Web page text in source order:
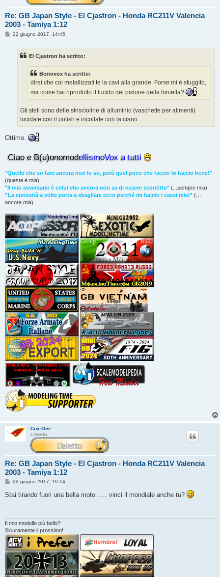
Re: GB Japan Style - El Cjastron - Honda RC211V Valencia
2003 - Tamiya 1:12
M22 giugno 2017, 14:45
El Cjastron ha scritto:
Bonovox ha scritto:
direi che coi metallizzati te la cavi alla grande. Forse mi è sfuggito,
ma come hai riprodotto il lucido del pistone della forcella?
Gli steli sono delle striscioline di alluminio (vaschette per alimenti)
lucidate con il polish e incollate con la ciano
Ottimo.
Ciao e B(u)onomodellismoVox a tutti
"Quello che so fare ancora non lo so, però quel poco che faccio lo faccio bene!"
(questa è mia)
"Il mio avversario è colui che ancora non sa di essere sconfitto" (...sempre mia)
”La curiosità a volte porta a sbagliare ecco perché mi faccio i caxxi miei” (…
ancora mia)
Cox-One
L'eletto
Re: GB Japan Style - El Cjastron - Honda RC211V Valencia
2003 - Tamiya 1:12
M
s
s
i
o
22 giugno 2017, 19:14
Stai tirando fuori una bella moto ..... vinci il mondiale anche tu?
Il mio modello più bello?
Sicuramente il prossimo!